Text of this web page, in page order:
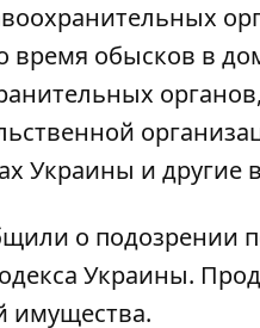
время обысков в
Украины и другие
о подозрении
Украины.
имущества.